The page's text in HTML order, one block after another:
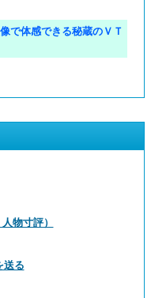
で体感できる秘蔵のＶＴ
物寸評）
送る